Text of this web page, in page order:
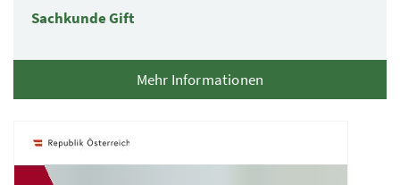
Sachkunde Gift
Mehr Informationen